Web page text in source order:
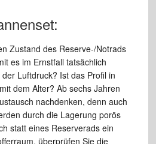
Zustand des Reserve-/Notrads
es im Ernstfall tatsächlich
Luftdruck? Ist das Profil in
dem Alter? Ab sechs Jahren
nachdenken, denn auch
durch die Lagerung porös
statt eines Reserverads ein
überprüfen Sie die